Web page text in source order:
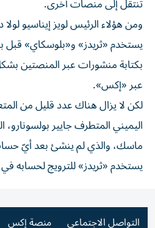
ومن هؤلاء الرئيس لويز إيناسيو
يستخدم «ثريدز» و«بلوسكاي» قبل
بكتابة منشورات عبر المنصتين
عبر «إكس».
لكن لا يزال هناك عدد قليل من
اليميني المتطرف جايير
ماسك، والذي لم ينشئ بعد أيّ
يستخدم «ثريدز» للترويج لحسابه
التواصل الاجتماعي منصة إكس